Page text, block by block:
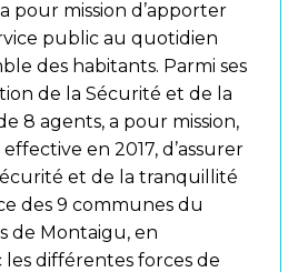
pour mission d’apporter
public au quotidien
des habitants. Parmi ses
de la Sécurité et de la
8 agents, a pour mission,
en 2017, d’assurer
et de la tranquillité
des 9 communes du
de Montaigu, en
différentes forces de